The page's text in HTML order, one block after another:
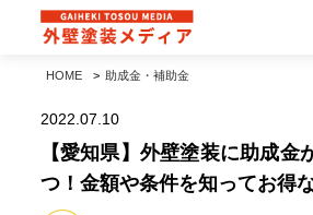
HOME 助成金・補助金
2022.07.10
【愛知県】外壁塗装に助成金
つ！金額や条件を知ってお得